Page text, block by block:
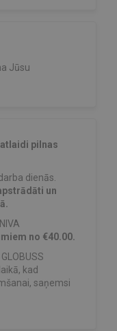
Jūsu
pilnas
dienās.
un
no €40.00.
kad
saņemsi